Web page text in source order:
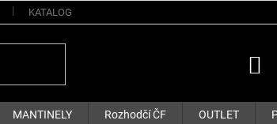
KATALOG
MANTINELY Rozhodčí ČF OUTLET